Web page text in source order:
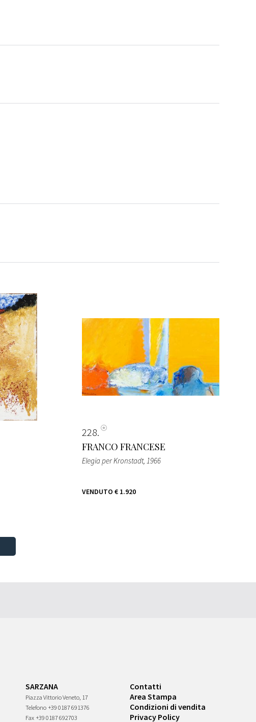
228
FRANCO FRANCESE
Elegia per Kronstadt, 1966
VENDUTO € 1.920
SARZANA
Piazza Vittorio Veneto, 17
Telefono +39 0187 691376
Fax +39 0187 692703
Contatti
Area Stampa
Condizioni di vendita
Privacy Policy